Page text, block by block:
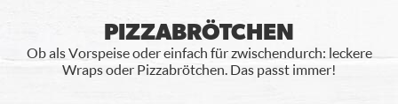
PIZZABRÖTCHEN
Ob als Vorspeise oder einfach für zwischendurch: leckere
Wraps oder Pizzabrötchen. Das passt immer!